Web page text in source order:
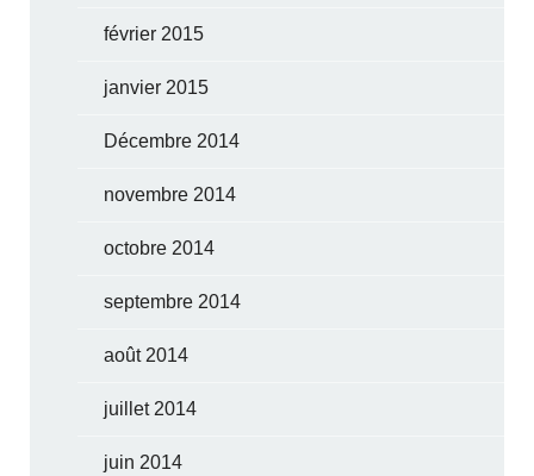
février 2015
janvier 2015
Décembre 2014
novembre 2014
octobre 2014
septembre 2014
août 2014
juillet 2014
juin 2014